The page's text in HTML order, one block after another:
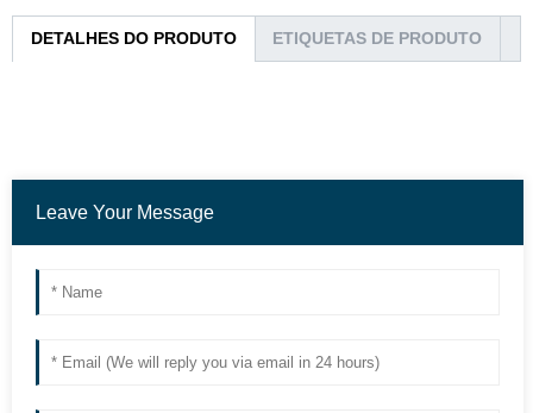
DETALHES DO PRODUTO ETIQUETAS DE PRODUTO